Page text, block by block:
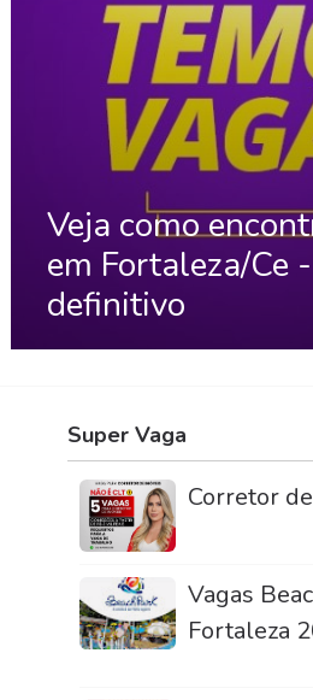
Veja como
em Fortaleza/Ce
definitivo
Super Vaga
Corretor
Vagas
Fortaleza